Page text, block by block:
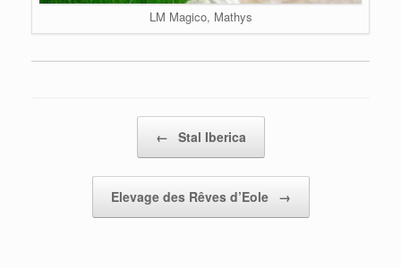
LM Magico, Mathys
← Stal Iberica
Elevage des Rêves d’Eole →